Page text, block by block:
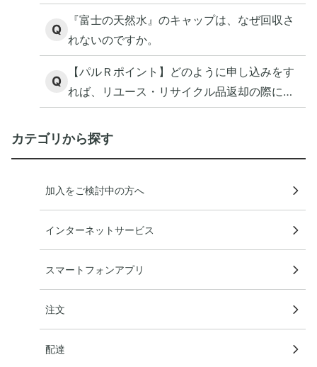
ぜですか。
Q
『富士の天然水』のキャップは、なぜ回収さ
れないのですか。
Q
【パルＲポイント】どのように申し込みをす
れば、リユース・リサイクル品返却の際にポ
イントがもらえますか？
カテゴリから探す
加入をご検討中の方へ
インターネットサービス
スマートフォンアプリ
注文
配達